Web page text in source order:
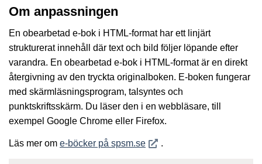
Om anpassningen
En obearbetad e-bok i HTML-format har ett linjärt
strukturerat innehåll där text och bild följer löpande efter
varandra. En obearbetad e-bok i HTML-format är en direkt
återgivning av den tryckta originalboken. E-boken fungerar
med skärmläsningsprogram, talsyntes och
punktskriftsskärm. Du läser den i en webbläsare, till
exempel Google Chrome eller Firefox.
Läs mer om e-böcker på spsm.seÖppnas i nytt fönster
.